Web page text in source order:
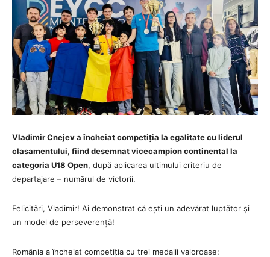
Vladimir Cnejev a încheiat competiția la egalitate cu liderul
clasamentului, fiind desemnat vicecampion continental la
categoria U18 Open, după aplicarea ultimului criteriu de
departajare – numărul de victorii.
Felicitări, Vladimir! Ai demonstrat că ești un adevărat luptător și
un model de perseverență!
România a încheiat competiția cu trei medalii valoroase: